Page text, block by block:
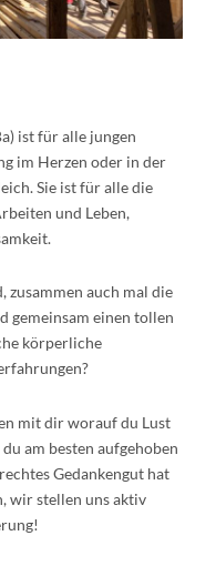
ist für alle jungen
im Herzen oder in der
Sie ist für alle die
und Leben,
auch mal die
gemeinsam einen tollen
körperliche
mit dir worauf du Lust
am besten aufgehoben
Gedankengut hat
wir stellen uns aktiv